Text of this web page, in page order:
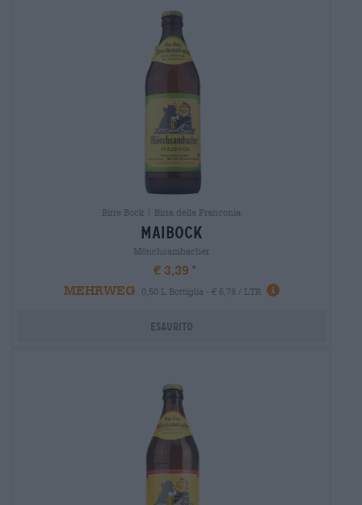
Birre Bock | Birra della Franconia
maibock
Mönchsambacher
€ 3,39
MEHRWEG
0,50 L Bottiglia - € 6,78 / LTR
Esaurito